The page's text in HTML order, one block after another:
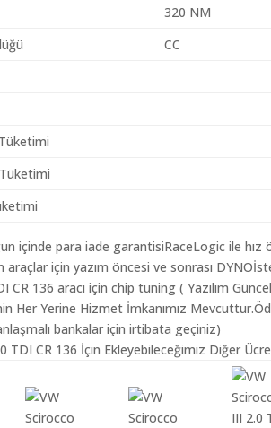
320 NM
CC
içinde para iade garantisiRaceLogic ile
araçlar için yazım öncesi ve sonrası
CR 136 aracı için chip tuning ( Yazılım
Her Yerine Hizmet İmkanımız
bankalar için irtibata geçiniz)
TDI CR 136 İçin Ekleyebileceğimiz Diğer